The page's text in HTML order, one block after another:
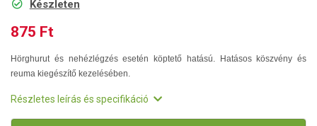
Készleten
875 Ft
Hörghurut és nehézlégzés esetén köptető hatású. Hatásos köszvény és
reuma kiegészítő kezelésében.
Részletes leírás és specifikáció